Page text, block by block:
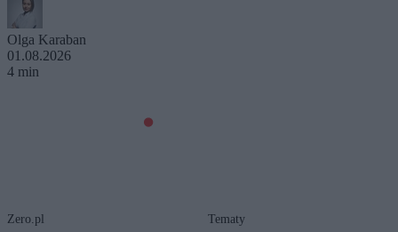
Olga Karaban
01.08.2026
4 min
Zero.pl Tematy